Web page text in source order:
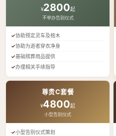
¥2800起
不举办告别仪式
协助预定灵车及棺木
协助为逝者穿衣净身
基础殡葬用品提供
办理相关手续指导
尊贵C套餐
¥4800起
小型告别仪式
小型告别仪式策划